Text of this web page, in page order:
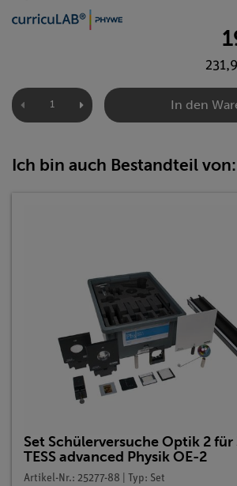
In den
Ich bin auch Bestandteil von:
Set Schülerversuche Optik 2 für
TESS advanced Physik OE-2
Artikel-Nr.: 25277-88 | Typ: Set